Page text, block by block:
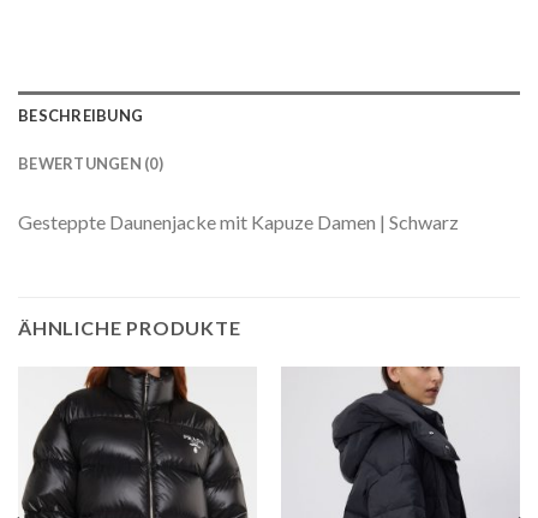
BESCHREIBUNG
BEWERTUNGEN (0)
Gesteppte Daunenjacke mit Kapuze Damen | Schwarz
ÄHNLICHE PRODUKTE